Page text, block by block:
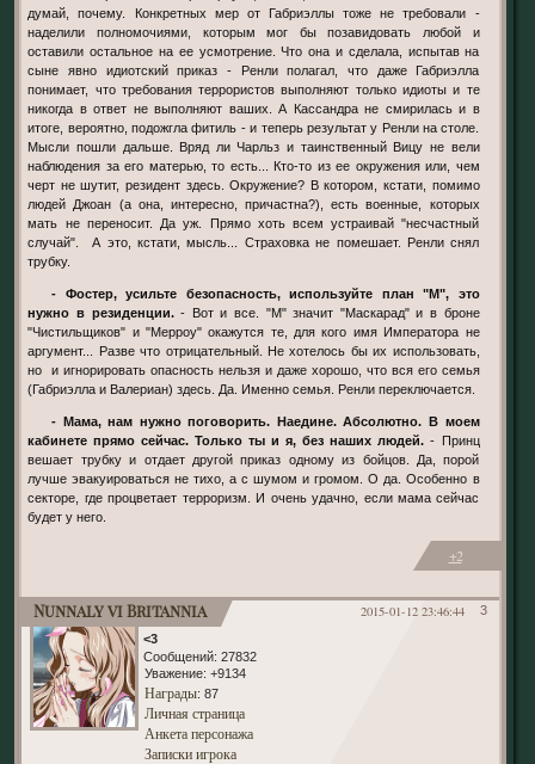
думай, почему. Конкретных мер от Габриэллы тоже не требовали -
наделили полномочиями, которым мог бы позавидовать любой и
оставили остальное на ее усмотрение. Что она и сделала, испытав на
сыне явно идиотский приказ - Ренли полагал, что даже Габриэлла
понимает, что требования террористов выполняют только идиоты и те
никогда в ответ не выполняют ваших. А Кассандра не смирилась и в
итоге, вероятно, подожгла фитиль - и теперь результат у Ренли на столе.
Мысли пошли дальше. Вряд ли Чарльз и таинственный Вицу не вели
наблюдения за его матерью, то есть... Кто-то из ее окружения или, чем
черт не шутит, резидент здесь. Окружение? В котором, кстати, помимо
людей Джоан (а она, интересно, причастна?), есть военные, которых
мать не переносит. Да уж. Прямо хоть всем устраивай "несчастный
случай". А это, кстати, мысль... Страховка не помешает. Ренли снял
трубку.
- Фостер, усильте безопасность, используйте план "М", это
нужно в резиденции.- Вот и все. "М" значит "Маскарад" и в броне
"Чистильщиков" и "Мерроу" окажутся те, для кого имя Императора не
аргумент... Разве что отрицательный. Не хотелось бы их использовать,
но и игнорировать опасность нельзя и даже хорошо, что вся его семья
(Габриэлла и Валериан) здесь. Да. Именно семья. Ренли переключается.
- Мама, нам нужно поговорить. Наедине. Абсолютно. В моем
кабинете прямо сейчас. Только ты и я, без наших людей. - Принц
вешает трубку и отдает другой приказ одному из бойцов. Да, порой
лучше эвакуироваться не тихо, а с шумом и громом. О да. Особенно в
секторе, где процветает терроризм. И очень удачно, если мама сейчас
будет у него.
+2
3
2015-01-12 23:46:44
Nunnaly vi Britannia
<3
Сообщений: 27832
Уважение: +9134
Награды: 87
Личная страница
Анкета персонажа
Записки игрока